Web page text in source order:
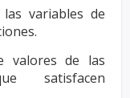
variables de
valores de las
satisfacen